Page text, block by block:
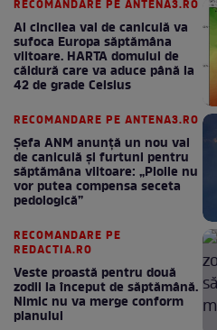
RECOMANDARE PE ANTENA3.RO
Al cincilea val de caniculă va
sufoca Europa săptămâna
viitoare. HARTA domului de
căldură care va aduce până la
42 de grade Celsius
RECOMANDARE PE ANTENA3.RO
Șefa ANM anunță un nou val
de caniculă și furtuni pentru
săptămâna viitoare: „Ploile nu
vor putea compensa seceta
pedologică”
RECOMANDARE PE
REDACTIA.RO
Veste proastă pentru două
zodii la început de săptămână.
Nimic nu va merge conform
planului